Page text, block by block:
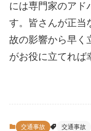
には専門家のアド
す。皆さんが正当
故の影響から早く
がお役に立てれば
交通事故 交通事故